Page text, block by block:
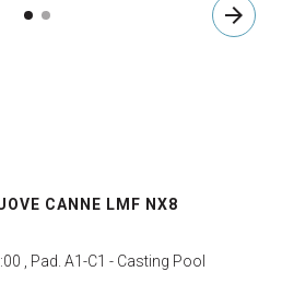
arrow_forward
CANNE LMF NX8
, Pad. A1-C1 - Casting Pool